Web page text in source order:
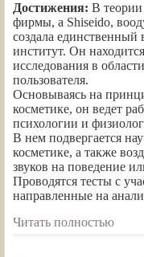
Достижения: В теории
фирмы, а Shiseido,
создала единственный
институт. Он
исследования в
пользователя.
Основываясь на
косметике, он ведет
психологии и
В нем подвергается
косметике, а также
звуков на поведение
Проводятся тесты с
направленные на
Читать полностью